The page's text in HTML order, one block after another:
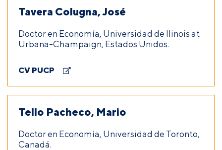
Tavera Colugna, José
Doctor en Economía, Universidad de llinois at
Urbana-Champaign, Estados Unidos.
CV PUCP
Tello Pacheco, Mario
Doctor en Economía, Universidad de Toronto,
Canadá.